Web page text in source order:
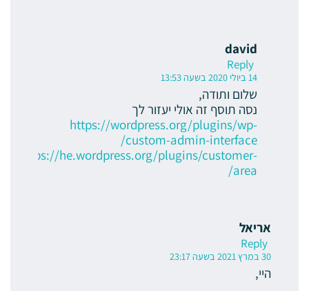
david
Reply
14 ביולי 2020 בשעה 13:53
שלום ותודה,
נסה תוסף זה אולי יעזור לך
https://wordpress.org/plugins/wp-
custom-admin-interface/
https://he.wordpress.org/plugins/customer-
area/
אריאל
Reply
30 במרץ 2021 בשעה 23:17
היי,